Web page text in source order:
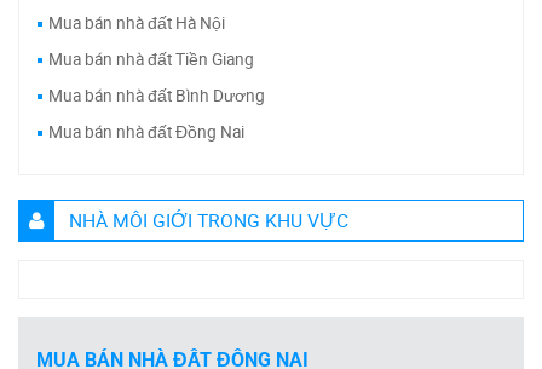
Mua bán nhà đất Hà Nội
Mua bán nhà đất Tiền Giang
Mua bán nhà đất Bình Dương
Mua bán nhà đất Đồng Nai
NHÀ MÔI GIỚI TRONG KHU VỰC
MUA BÁN NHÀ ĐẤT ĐỒNG NAI